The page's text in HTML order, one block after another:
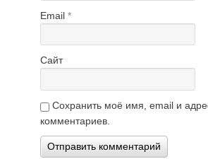
Email *
Сайт
Сохранить моё имя, email и
комментариев.